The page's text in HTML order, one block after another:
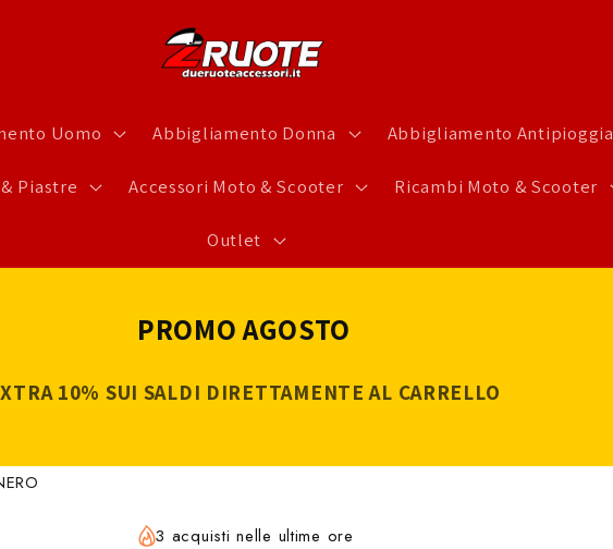
Uomo Abbigliamento Donna Abbigliamento Antipioggia
Piastre Accessori Moto & Scooter Ricambi Moto & Scooter
Outlet
PROMO AGOSTO
10% SUI SALDI DIRETTAMENTE AL CARRELLO
3 acquisti nelle ultime ore